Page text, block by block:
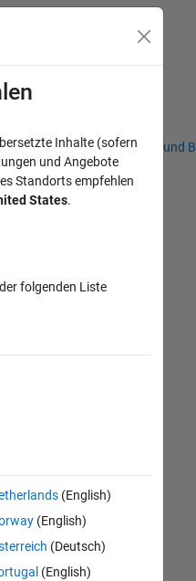
Studierende und
Inhalte (sofern
und Angebote
Standorts empfehlen
States.
folgenden Liste
(English)
(English)
(Deutsch)
(English)